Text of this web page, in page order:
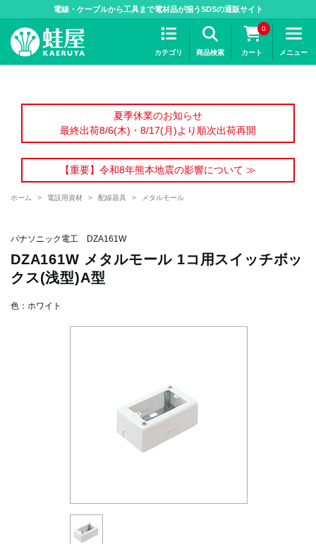
電線・ケーブルから工具まで電材品が揃うSDSの通販サイト
カテゴリ 商品検索
0
カート メニュー
夏季休業のお知らせ
最終出荷8/6(木)・8/17(月)より順次出荷再開
【重要】令和8年熊本地震の影響について ≫
ホーム > 電設用資材 > 配線器具 > メタルモール
パナソニック電工 DZA161W
DZA161W メタルモール 1コ用スイッチボッ
クス(浅型)A型
色：ホワイト